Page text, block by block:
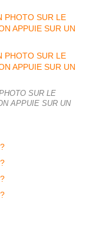
SUR LE
APPUIE SUR UN